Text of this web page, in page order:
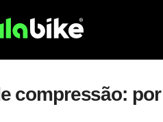
compressão: